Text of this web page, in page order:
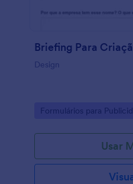
Briefing Para
Design
Go to Category:
Formulários para
Usar